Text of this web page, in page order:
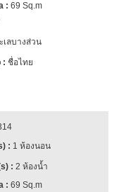
69 Sq.m
เลบางส่วน
ชื่อไทย
1 ห้องนอน
2 ห้องน้ำ
69 Sq.m